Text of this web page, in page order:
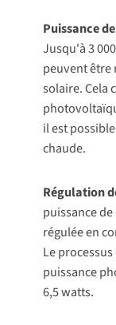
Puissance
Jusqu'à 3
peuvent être
solaire. Cela
il est
chaude.
Régulation
puissance
régulée en
Le
puissance
6,5 watts.